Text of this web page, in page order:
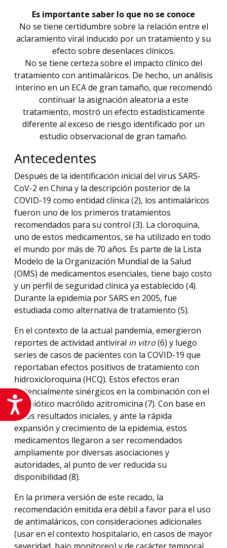
Accesibilidad
Es importante saber lo que no se conoce
No se tiene certidumbre sobre la relación entre el
aclaramiento viral inducido por un tratamiento y su
efecto sobre desenlaces clínicos.
No se tiene certeza sobre el impacto clínico del
tratamiento con antimaláricos. De hecho, un análisis
interino en un ECA de gran tamaño, que recomendó
continuar la asignación aleatoria a este
tratamiento, mostró un efecto estadísticamente
diferente al exceso de riesgo identificado por un
estudio observacional de gran tamaño.
Antecedentes
Después de la identificación inicial del virus SARS-
CoV-2 en China y la descripción posterior de la
COVID-19 como entidad clínica (2), los antimaláricos
fueron uno de los primeros tratamientos
recomendados para su control (3). La cloroquina,
uno de estos medicamentos, se ha utilizado en todo
el mundo por más de 70 años. Es parte de la Lista
Modelo de la Organización Mundial de la Salud
(OMS) de medicamentos esenciales, tiene bajo costo
y un perfil de seguridad clínica ya establecido (4).
Durante la epidemia por SARS en 2005, fue
estudiada como alternativa de tratamiento (5).
En el contexto de la actual pandemia, emergieron
reportes de actividad antiviral in vitro(6) y luego
series de casos de pacientes con la COVID-19 que
reportaban efectos positivos de tratamiento con
hidroxicloroquina (HCQ). Estos efectos eran
potencialmente sinérgicos en la combinación con el
antibiótico macrólido azitromicina (7). Con base en
estos resultados iniciales, y ante la rápida
expansión y crecimiento de la epidemia, estos
medicamentos llegaron a ser recomendados
ampliamente por diversas asociaciones y
autoridades, al punto de ver reducida su
disponibilidad (8).
En la primera versión de este recado, la
recomendación emitida era débil a favor para el uso
de antimaláricos, con consideraciones adicionales
(usar en el contexto hospitalario, en casos de mayor
severidad, bajo monitoreo) y de carácter temporal,